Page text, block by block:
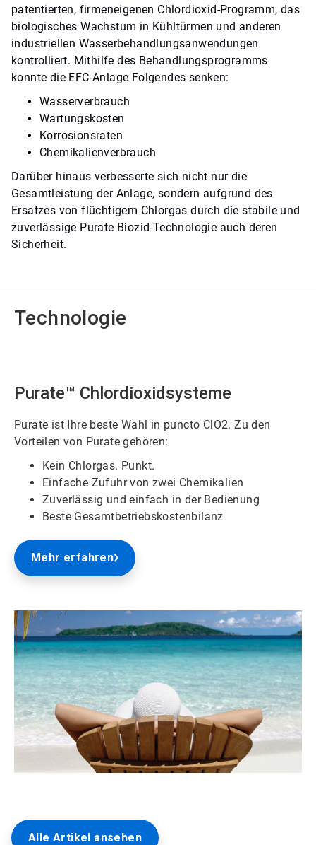
patentierten, firmeneigenen Chlordioxid-Programm, das
biologisches Wachstum in Kühltürmen und anderen
industriellen Wasserbehandlungsanwendungen
kontrolliert. Mithilfe des Behandlungsprogramms
konnte die EFC-Anlage Folgendes senken:
Wasserverbrauch
Wartungskosten
Korrosionsraten
Chemikalienverbrauch
Darüber hinaus verbesserte sich nicht nur die
Gesamtleistung der Anlage, sondern aufgrund des
Ersatzes von flüchtigem Chlorgas durch die stabile und
zuverlässige Purate Biozid-Technologie auch deren
Sicherheit.
Technologie
Purate™ Chlordioxidsysteme
Purate ist Ihre beste Wahl in puncto ClO2. Zu den
Vorteilen von Purate gehören:
Kein Chlorgas. Punkt.
Einfache Zufuhr von zwei Chemikalien
Zuverlässig und einfach in der Bedienung
Beste Gesamtbetriebskostenbilanz
Mehr erfahren
Alle Artikel ansehen